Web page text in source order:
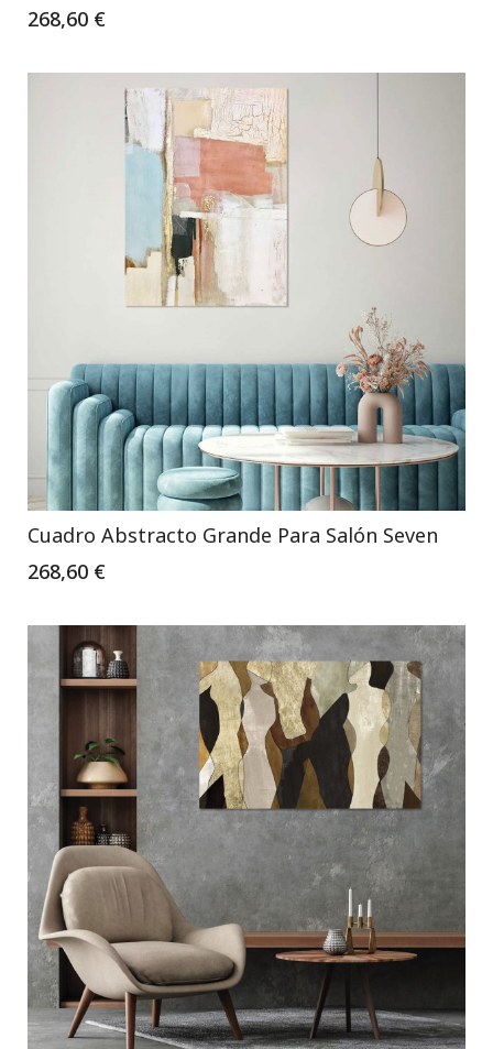
268,60 €
Cuadro Abstracto Grande Para Salón Seven
268,60 €